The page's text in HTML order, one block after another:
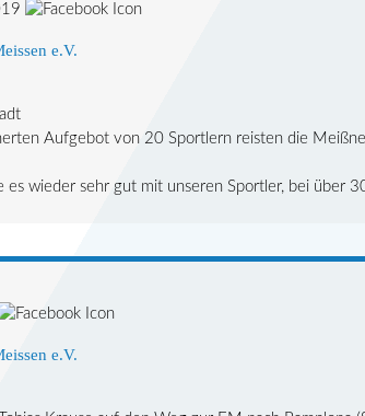
e.V.
Aufgebot von 20 Sportlern reisten die
es wieder sehr gut mit unseren Sportler, bei über
e.V.